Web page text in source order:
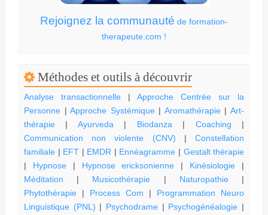
Rejoignez la communauté de formation-
therapeute.com !
Méthodes et outils à découvrir
Analyse transactionnelle | Approche Centrée sur la
Personne |Approche Systémique| Aromathérapie|Art-
thérapie | Ayurveda| Biodanza| Coaching |
Communication non violente (CNV) |Constellation
familiale | EFT | EMDR | Ennéagramme | Gestalt thérapie
| Hypnose| Hypnose ericksonienne | Kinésiologie |
Méditation | Musicothérapie | Naturopathie|
Phytothérapie | Process Com | Programmation Neuro
Linguistique (PNL) | Psychodrame | Psychogénéalogie |